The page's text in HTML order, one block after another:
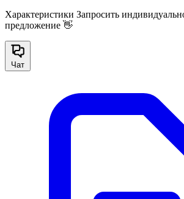
Характеристики Запросить
предложение 👋
Чат